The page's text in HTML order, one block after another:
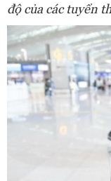
độ của các tuyển